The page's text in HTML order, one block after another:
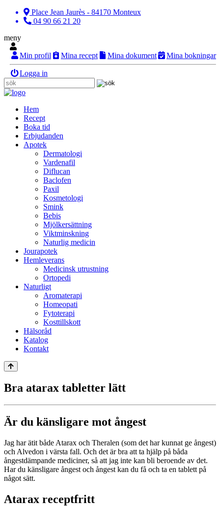
Place Jean Jaurès - 84170 Monteux
04 90 66 21 20
meny
Min profil Mina recept Mina dokument Mina bokningar
Logga in
Hem
Recept
Boka tid
Erbjudanden
Apotek
Dermatologi
Vardenafil
Diflucan
Baclofen
Paxil
Kosmetologi
Smink
Bebis
Mjölkersättning
Viktminskning
Naturlig medicin
Jourapotek
Hemleverans
Medicinsk utrustning
Ortopedi
Naturligt
Aromaterapi
Homeopati
Fytoterapi
Kosttillskott
Hälsoråd
Katalog
Kontakt
Bra atarax tabletter lätt
Är du känsligare mot ångest
Jag har ätit både Atarax och Theralen (som det har kunnat ge ångest)
och Alvedon i värsta fall. Och det är bra att ta hjälp på båda
ångestdämpande mediciner, så att jag inte kan bli beroende av det.
Har du känsligare ångest och ångest kan du få och ta en tablett på
något sätt.
Atarax receptfritt